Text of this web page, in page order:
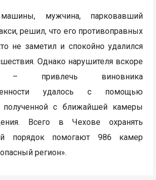
мужчина, парковавший
решил, что его противоправных
не заметил и спокойно удалился
Однако нарушителя вскоре
– привлечь виновника
удалось с помощью
полученной с ближайшей камеры
Всего в Чехове охранять
порядок помогают 986 камер
регион».